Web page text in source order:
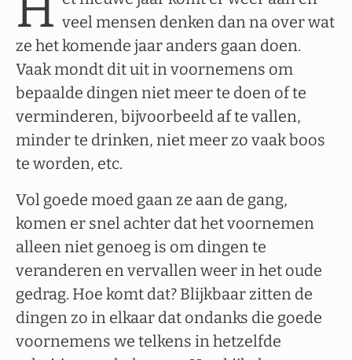
veel mensen denken dan na over wat
ze het komende jaar anders gaan doen.
Vaak mondt dit uit in voornemens om
bepaalde dingen niet meer te doen of te
verminderen, bijvoorbeeld af te vallen,
minder te drinken, niet meer zo vaak boos
te worden, etc.
Vol goede moed gaan ze aan de gang,
komen er snel achter dat het voornemen
alleen niet genoeg is om dingen te
veranderen en vervallen weer in het oude
gedrag. Hoe komt dat? Blijkbaar zitten de
dingen zo in elkaar dat ondanks die goede
voornemens we telkens in hetzelfde